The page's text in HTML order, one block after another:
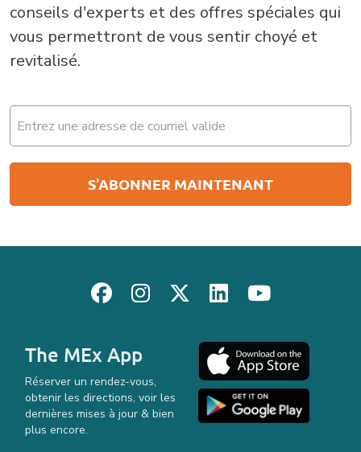
conseils d'experts et des offres spéciales qui
vous permettront de vous sentir choyé et
revitalisé.
Email
(Nécessaire)
The MEx App
Réserver un rendez-vous,
obtenir les directions, voir les
dernières mises à jour & bien
plus encore.